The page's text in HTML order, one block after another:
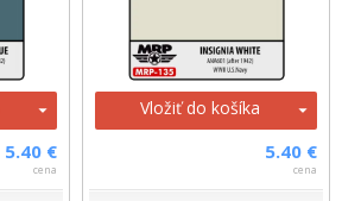
5.40 €
cena
Vložiť do košíka
5.40 €
cena